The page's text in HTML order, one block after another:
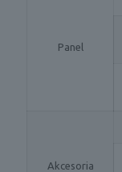
Panel
Akcesoria